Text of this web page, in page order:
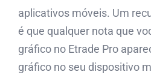
aplicativos móveis. Um
é que qualquer nota que
gráfico no Etrade Pro
gráfico no seu dispositivo